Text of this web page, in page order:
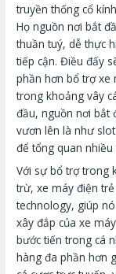
truyền thống cổ
Họ nguồn nơi bắt
thuần tuý, dễ thực
tiếp cận. Điều đấy
phần hơn bổ trợ xe
trong khoảng vây
đầu, nguồn nơi bắt
vươn lên là như
để tổng quan
Với sự bổ trợ trong
trừ, xe máy điện
technology, giúp
xây đắp của xe
bước tiến trong cá
hàng đa phần hơn